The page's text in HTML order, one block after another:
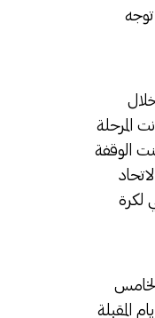
المرحلة
الوقفة
لكرة
المقبلة